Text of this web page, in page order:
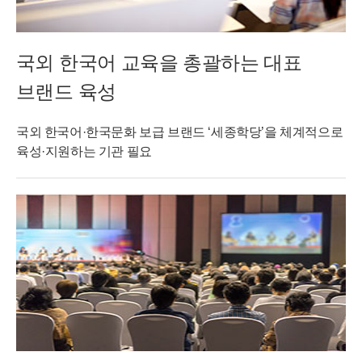
국외 한국어 교육을 총괄하는 대표
브랜드 육성
국외 한국어·한국문화 보급 브랜드 ‘세종학당’을 체계적으로
육성·지원하는 기관 필요